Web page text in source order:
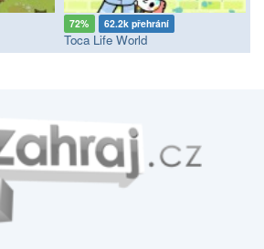
72% 62.2k přehrání
Toca Life World